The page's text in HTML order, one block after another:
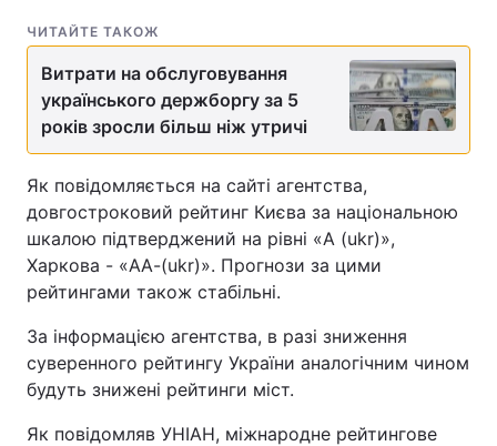
ЧИТАЙТЕ ТАКОЖ
Витрати на обслуговування
українського держборгу за 5
років зросли більш ніж утричі
Як повідомляється на сайті агентства,
довгостроковий рейтинг Києва за національною
шкалою підтверджений на рівні «A (ukr)»,
Харкова - «AA-(ukr)». Прогнози за цими
рейтингами також стабільні.
За інформацією агентства, в разі зниження
суверенного рейтингу України аналогічним чином
будуть знижені рейтинги міст.
Як повідомляв УНІАН, міжнародне рейтингове